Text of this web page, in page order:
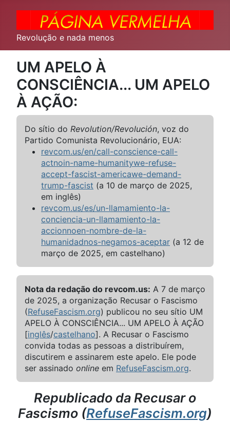
Revolução e nada menos
UM APELO À
CONSCIÊNCIA... UM APELO
À AÇÃO:
Do sítio do Revolution/Revolución, voz do
Partido Comunista Revolucionário, EUA:
revcom.us/en/call-conscience-call-
actnoin-name-humanitywe-refuse-
accept-fascist-americawe-demand-
trump-fascist (a 10 de março de 2025,
em inglês)
revcom.us/es/un-llamamiento-la-
conciencia-un-llamamiento-la-
accionnoen-nombre-de-la-
humanidadnos-negamos-aceptar (a 12 de
março de 2025, em castelhano)
Nota da redação do revcom.us: A 7 de março
de 2025, a organização Recusar o Fascismo
(RefuseFascism.org) publicou no seu sítio UM
APELO À CONSCIÊNCIA... UM APELO À AÇÃO
[inglês/castelhano]. A Recusar o Fascismo
convida todas as pessoas a distribuírem,
discutirem e assinarem este apelo. Ele pode
ser assinado online em RefuseFascism.org.
Republicado da Recusar o
Fascismo (RefuseFascism.org)